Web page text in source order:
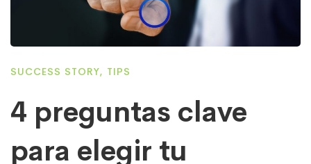
SUCCESS STORY, TIPS
4 preguntas clave
para elegir tu